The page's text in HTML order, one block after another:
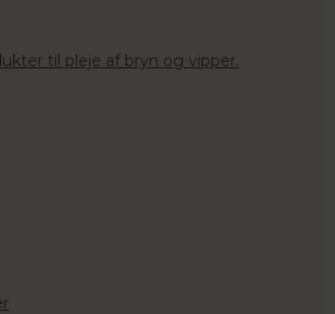
til pleje af bryn og vipper.